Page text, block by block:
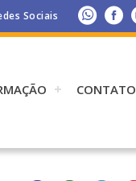
Sociais
CONTATO